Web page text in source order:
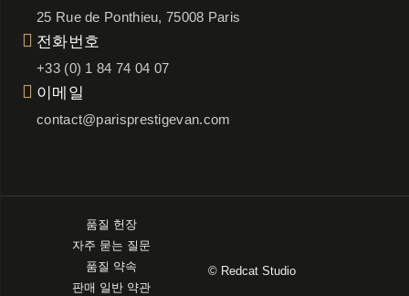
25 Rue de Ponthieu, 75008 Paris
전화번호
+33 (0) 1 84 74 04 07
이메일
contact@parisprestigevan.com
© Redcat Studio
품질 헌장
자주 묻는 질문
품질 약속
판매 일반 약관